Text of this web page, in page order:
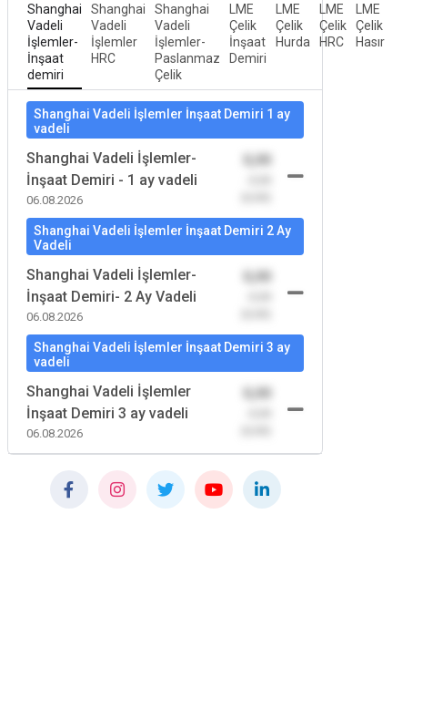
Shanghai
Vadeli
İşlemler-
İnşaat
demiri
Shanghai
Vadeli
İşlemler
HRC
Shanghai
Vadeli
İşlemler-
Paslanmaz
Çelik
LME
Çelik
İnşaat
Demiri
LME
Çelik
Hurda
LME
Çelik
HRC
LME
Çelik
Hasır
Shanghai Vadeli İşlemler İnşaat Demiri 1 ay
vadeli
Shanghai Vadeli İşlemler-
İnşaat Demiri - 1 ay vadeli
06.08.2026
Shanghai Vadeli İşlemler İnşaat Demiri 2 Ay
Vadeli
Shanghai Vadeli İşlemler-
İnşaat Demiri- 2 Ay Vadeli
06.08.2026
Shanghai Vadeli İşlemler İnşaat Demiri 3 ay
vadeli
Shanghai Vadeli İşlemler
İnşaat Demiri 3 ay vadeli
06.08.2026